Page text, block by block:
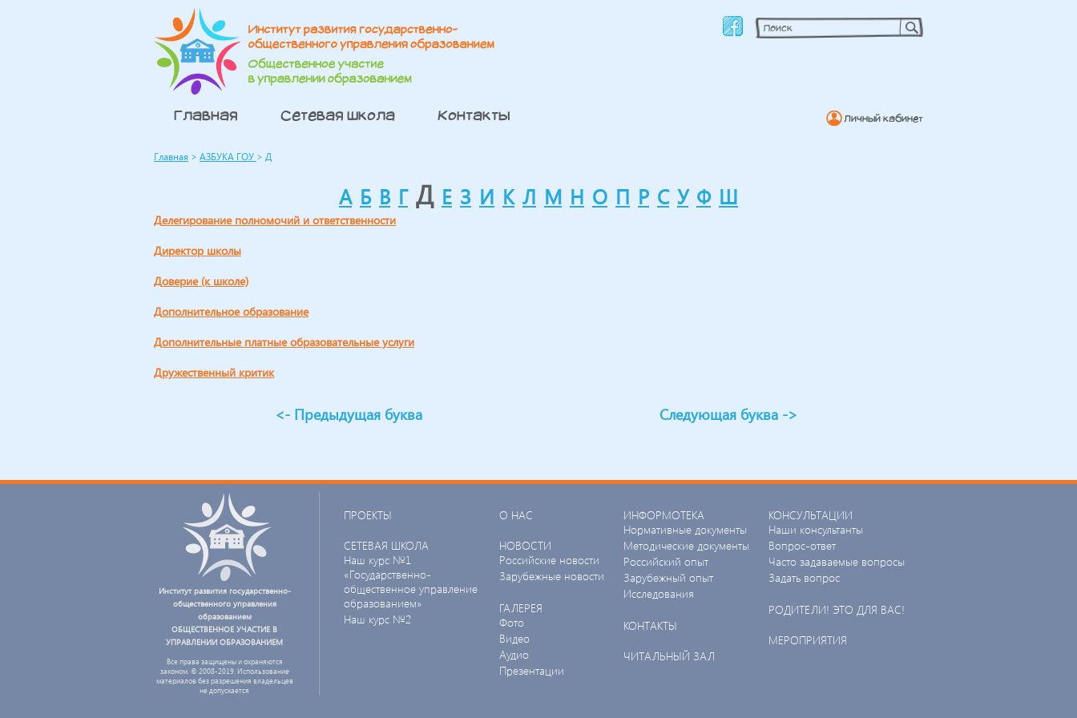
Главная Сетевая школа Контакты Личный кабинет
Главная > АЗБУКА ГОУ > Д
А Б В Г Д Е З И К Л М Н О П Р С У Ф Ш
делегирование полномочий и ответственности
директор школы
доверие (к школе)
дополнительное образование
дополнительные платные образовательные услуги
дружественный критик
<- Предыдущая буква Следующая буква ->
Институт развития государственно-
общественного управления
образованием
ОБЩЕСТВЕННОЕ УЧАСТИЕ В
УПРАВЛЕНИИ ОБРАЗОВАНИЕМ
Все права защищены и охраняются
законом. © 2008-2019. Использование
материалов без разрешения владельцев
не допускается
ПРОЕКТЫ
СЕТЕВАЯ ШКОЛА
Наш курс №1
«Государственно-
общественное управление
образованием»
Наш курс №2
О НАС
НОВОСТИ
Российские новости
Зарубежные новости
ГАЛЕРЕЯ
Фото
Видео
Аудио
Презентации
ИНФОРМОТЕКА
Нормативные документы
Методические документы
Российский опыт
Зарубежный опыт
Исследования
КОНТАКТЫ
ЧИТАЛЬНЫЙ ЗАЛ
КОНСУЛЬТАЦИИ
Наши консультанты
Вопрос-ответ
Часто задаваемые вопросы
Задать вопрос
РОДИТЕЛИ! ЭТО ДЛЯ ВАС!
МЕРОПРИЯТИЯ